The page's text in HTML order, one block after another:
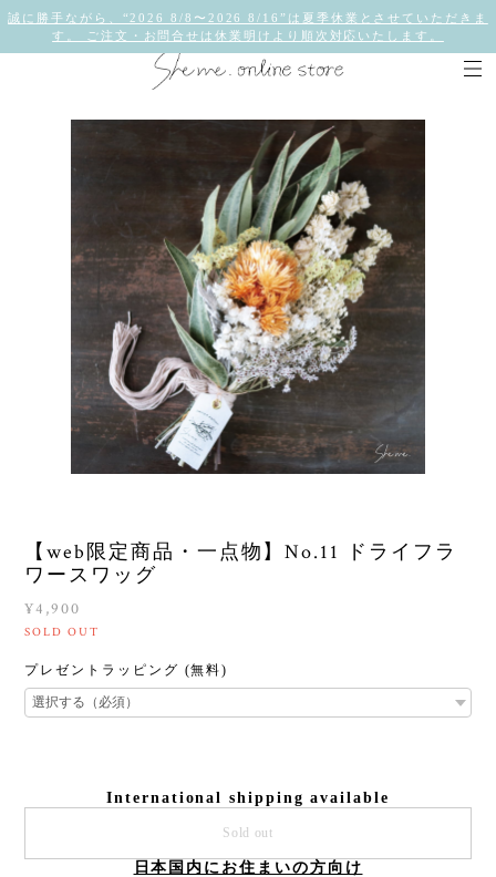
誠に勝手ながら、“2026 8/8〜2026 8/16”は夏季休業とさせていただきま
す。 ご注文・お問合せは休業明けより順次対応いたします。
【web限定商品・一点物】No.11 ドライフラ
ワースワッグ
¥4,900
SOLD OUT
プレゼントラッピング (無料)
International shipping available
Sold out
日本国内にお住まいの方向け